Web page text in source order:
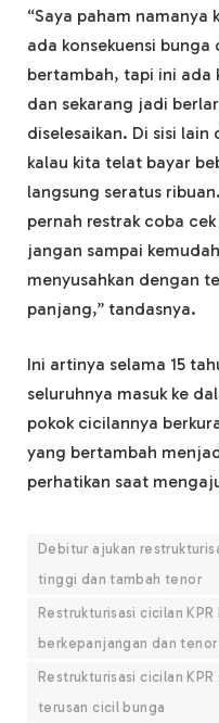
“Saya paham
ada konsekuensi
bertambah, tapi ini ada
dan sekarang jadi
diselesaikan. Di sisi
kalau kita telat bayar
langsung seratus
pernah restrak coba
jangan sampai
menyusahkan dengan
panjang,” tandasnya.
Ini artinya selama 15
seluruhnya masuk ke
pokok cicilannya
yang bertambah
perhatikan saat
Debitur ajukan
tinggi dan tambah tenor
Restrukturisasi cicilan
berkepanjangan dan
Restrukturisasi cicilan
terusan cicil bunga